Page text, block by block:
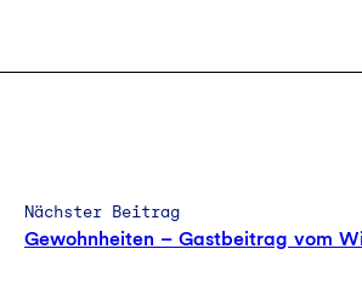
Nächster Beitrag
Gewohnheiten – Gastbeitrag vom